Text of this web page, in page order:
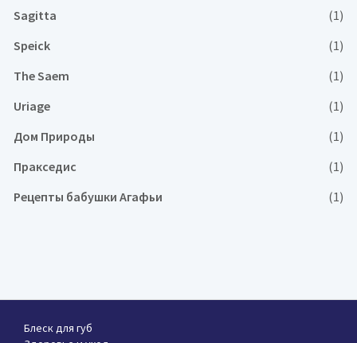
Sagitta
(1)
Speick
(1)
The Saem
(1)
Uriage
(1)
Дом Природы
(1)
Пракседис
(1)
Рецепты бабушки Агафьи
(1)
Блеск для губ